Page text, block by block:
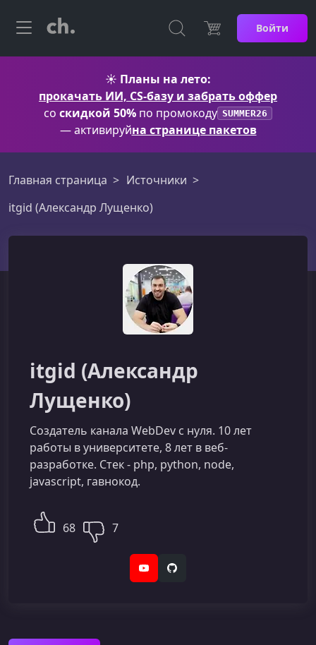
Войти
☀️ Планы на лето:
прокачать ИИ, CS-базу и забрать оффер
со скидкой 50% по промокоду SUMMER26
— активируйна странице пакетов
Главная страница
Источники
itgid (Александр Лущенко)
itgid (Александр
Лущенко)
Создатель канала WebDev c нуля. 10 лет
работы в университете, 8 лет в веб-
разработке. Стек - php, python, node,
javascript, гавнокод.
68 7
YouTubeGitHub